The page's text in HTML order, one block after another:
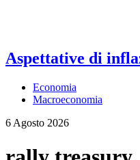
Aspettative di
Economia
Macroeconomia
6 Agosto 2026